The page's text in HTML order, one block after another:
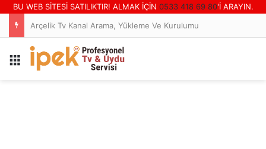
BU WEB SİTESİ SATILIKTIR! ALMAK İÇİN 0533 418 69 80'İ ARAYIN.
Arçelik Tv Kanal Arama, Yükleme Ve Kurulumu
Menü